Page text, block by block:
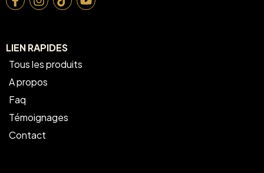
LIEN RAPIDES
Tous les produits
A propos
Faq
Témoignages
Contact